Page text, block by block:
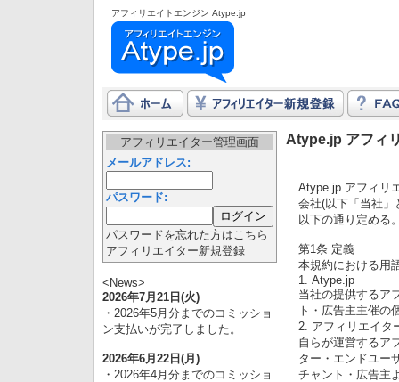
アフィリエイトエンジン Atype.jp
アフィリエイター管理画面
メールアドレス:
パスワード:
パスワードを忘れた方はこちら
アフィリエイター新規登録
<News>
2026年7月21日(火)
・2026年5月分までのコミッショ
ン支払いが完了しました。
2026年6月22日(月)
・2026年4月分までのコミッショ
Atype.jp アフィ
Atype.jp アフィリ
会社(以下「当社」
以下の通り定める
第1条 定義
本規約における用
1. Atype.jp
当社の提供するア
ト・広告主主催の
2. アフィリエイタ
自らが運営するア
ター・エンドユー
チャント・広告主